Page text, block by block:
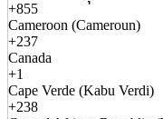
+855
Cameroon (Cameroun)
+237
Canada
+1
Cape Verde (Kabu Verdi)
+238